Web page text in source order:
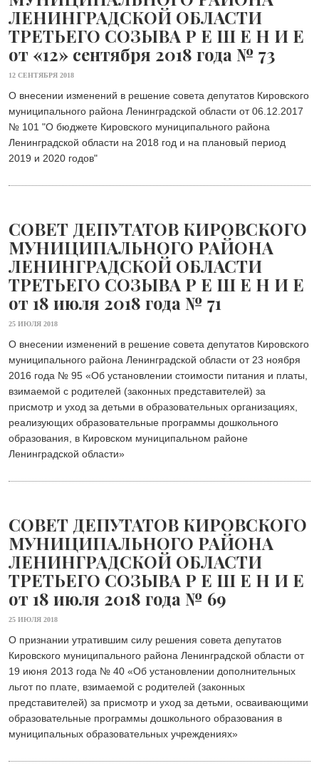
ЛЕНИНГРАДСКОЙ ОБЛАСТИ
ТРЕТЬЕГО СОЗЫВА Р Е Ш Е Н И Е
от «12» сентября 2018 года № 73
12 СЕНТЯБРЯ 2018
О внесении изменений в решение совета депутатов Кировского
муниципального района Ленинградской области от 06.12.2017
№ 101 "О бюджете Кировского муниципального района
Ленинградской области на 2018 год и на плановый период
2019 и 2020 годов"
СОВЕТ ДЕПУТАТОВ КИРОВСКОГО
МУНИЦИПАЛЬНОГО РАЙОНА
ЛЕНИНГРАДСКОЙ ОБЛАСТИ
ТРЕТЬЕГО СОЗЫВА Р Е Ш Е Н И Е
от 18 июля 2018 года № 71
25 ИЮЛЯ 2018
О внесении изменений в решение совета депутатов Кировского
муниципального района Ленинградской области от 23 ноября
2016 года № 95 «Об установлении стоимости питания и платы,
взимаемой с родителей (законных представителей) за
присмотр и уход за детьми в образовательных организациях,
реализующих образовательные программы дошкольного
образования, в Кировском муниципальном районе
Ленинградской области»
СОВЕТ ДЕПУТАТОВ КИРОВСКОГО
МУНИЦИПАЛЬНОГО РАЙОНА
ЛЕНИНГРАДСКОЙ ОБЛАСТИ
ТРЕТЬЕГО СОЗЫВА Р Е Ш Е Н И Е
от 18 июля 2018 года № 69
25 ИЮЛЯ 2018
О признании утратившим силу решения совета депутатов
Кировского муниципального района Ленинградской области от
19 июня 2013 года № 40 «Об установлении дополнительных
льгот по плате, взимаемой с родителей (законных
представителей) за присмотр и уход за детьми, осваивающими
образовательные программы дошкольного образования в
муниципальных образовательных учреждениях»